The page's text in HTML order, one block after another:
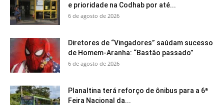
e prioridade na Codhab por até...
6 de agosto de 2026
Diretores de “Vingadores” saúdam sucesso
de Homem-Aranha: “Bastão passado”
6 de agosto de 2026
Planaltina terá reforço de ônibus para a 6ª
Feira Nacional da...